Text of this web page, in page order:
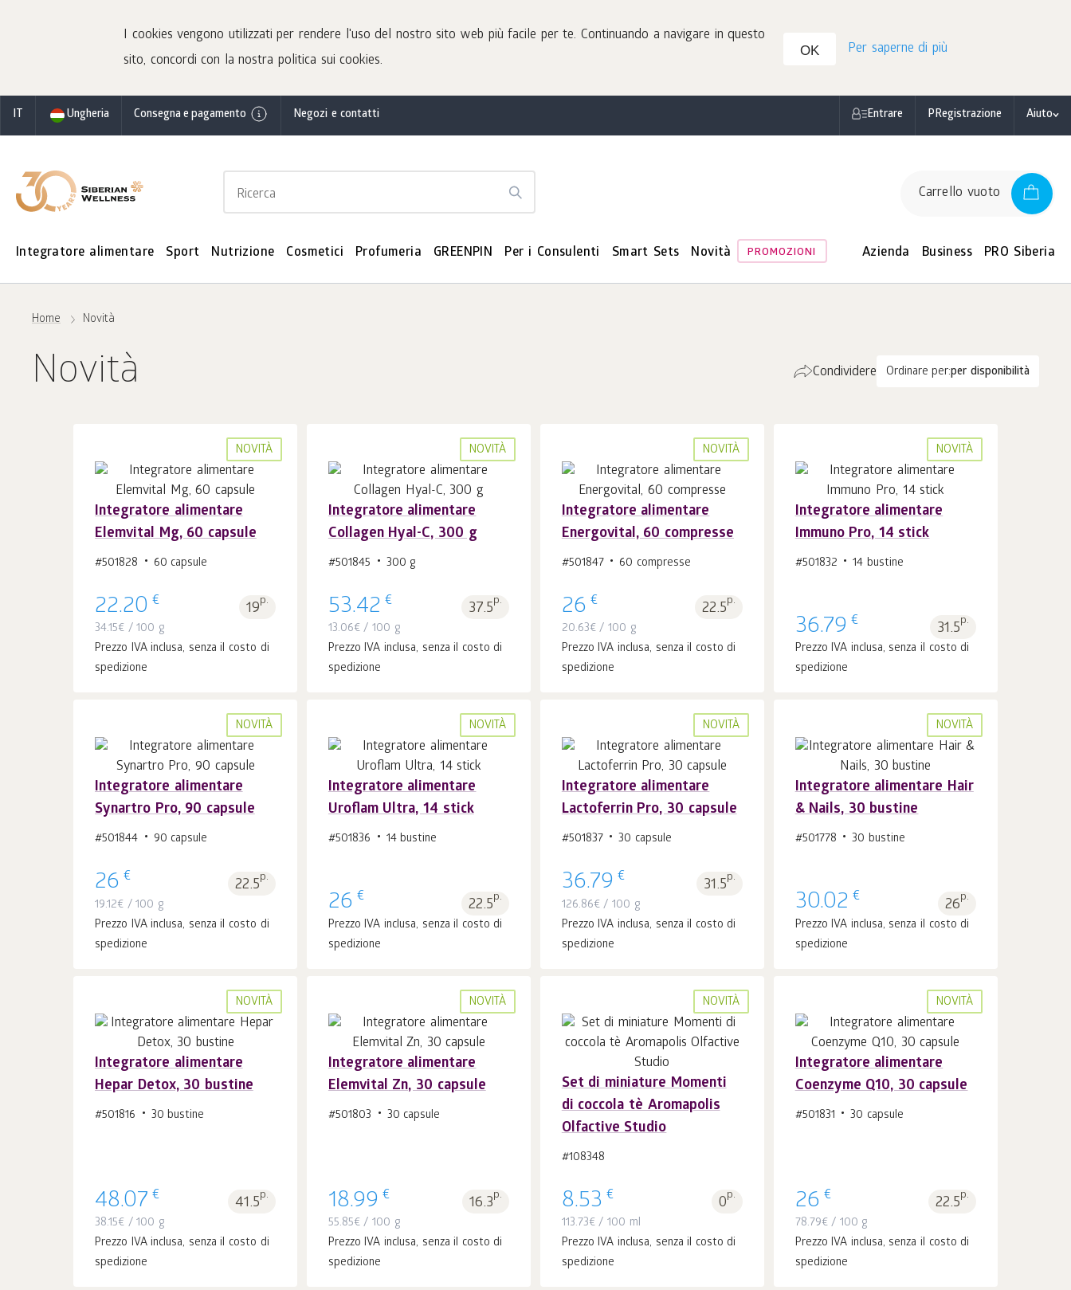
I cookies vengono utilizzati per rendere l'uso del nostro sito web più facile per te. Continuando a navigare in questo
sito, concordi con la nostra politica sui cookies.
OK Per saperne di più
IT Ungheria Consegna e pagamento Negozi e contatti Entrare РRegistrazione Aiuto
Carrello vuoto
Integratore alimentare Sport Nutrizione Cosmetici Profumeria GREENPIN Per i Consulenti Smart Sets Novità PROMOZIONI Azienda Business PRO Siberia
Home Novità
Novità Ordinare per:per disponibilità
Condividere
NOVITÀ
Integratore alimentare
Elemvital Mg, 60 capsule
#501828 60 capsule
22.20 € 19p.
34.15€ / 100 g
Prezzo IVA inclusa, senza il costo di
spedizione
NOVITÀ
Integratore alimentare
Collagen Hyal-C, 300 g
#501845 300 g
53.42 € 37.5p.
13.06€/ 100 g
Prezzo IVA inclusa, senza il costo di
spedizione
NOVITÀ
Integratore alimentare
Energovital, 60 compresse
#501847 60 compresse
26 € 22.5p.
20.63€/ 100 g
Prezzo IVA inclusa, senza il costo di
spedizione
NOVITÀ
Integratore alimentare
Immuno Pro, 14 stick
#501832 14 bustine
36.79 € 31.5p.
Prezzo IVA inclusa, senza il costo di
spedizione
NOVITÀ
Integratore alimentare
Synartro Pro, 90 capsule
#501844 90 capsule
26 € 22.5p.
19.12€ / 100 g
Prezzo IVA inclusa, senza il costo di
spedizione
NOVITÀ
Integratore alimentare
Uroflam Ultra, 14 stick
#501836 14 bustine
26 € 22.5p.
Prezzo IVA inclusa, senza il costo di
spedizione
NOVITÀ
Integratore alimentare
Lactoferrin Pro, 30 capsule
#501837 30 capsule
36.79 € 31.5p.
126.86€/ 100 g
Prezzo IVA inclusa, senza il costo di
spedizione
NOVITÀ
Integratore alimentare Hair
& Nails, 30 bustine
#501778 30 bustine
30.02 € 26p.
Prezzo IVA inclusa, senza il costo di
spedizione
NOVITÀ
Integratore alimentare
Hepar Detox, 30 bustine
#501816 30 bustine
48.07 € 41.5p.
38.15€ / 100 g
Prezzo IVA inclusa, senza il costo di
spedizione
NOVITÀ
Integratore alimentare
Elemvital Zn, 30 capsule
#501803 30 capsule
18.99 € 16.3p.
55.85€/ 100 g
Prezzo IVA inclusa, senza il costo di
spedizione
NOVITÀ
Set di miniature Momenti
di coccola tè Aromapolis
Olfactive Studio
#108348
8.53 € 0p.
113.73€/ 100 ml
Prezzo IVA inclusa, senza il costo di
spedizione
Al carrello 1pz.
NOVITÀ
Integratore alimentare
Coenzyme Q10, 30 capsule
#501831 30 capsule
26 € 22.5p.
78.79€/ 100 g
Prezzo IVA inclusa, senza il costo di
spedizione